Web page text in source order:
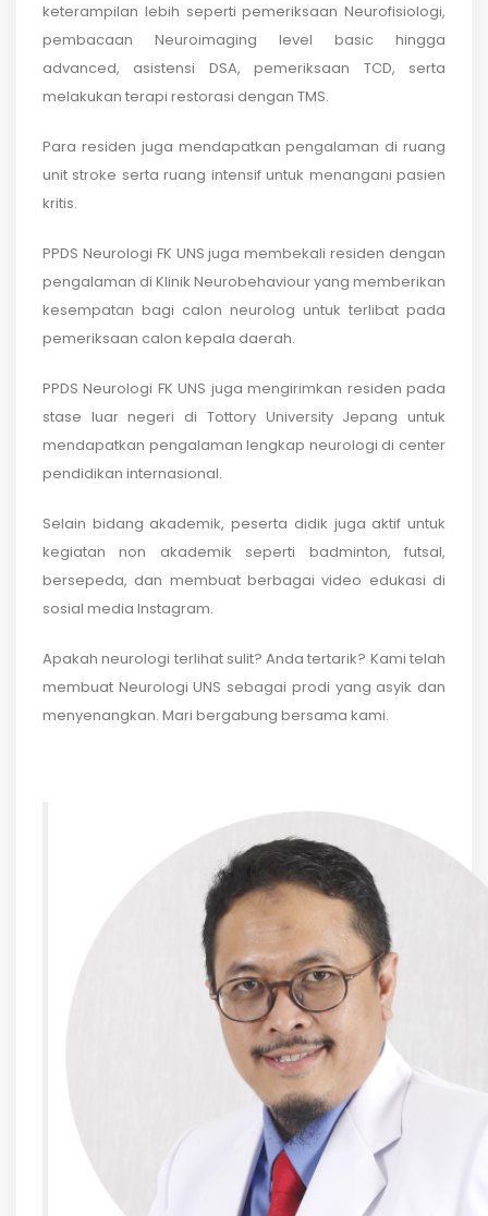
keterampilan lebih seperti pemeriksaan Neurofisiologi,
pembacaan Neuroimaging level basic hingga
advanced, asistensi DSA, pemeriksaan TCD, serta
melakukan terapi restorasi dengan TMS.
Para residen juga mendapatkan pengalaman di ruang
unit stroke serta ruang intensif untuk menangani pasien
kritis.
PPDS Neurologi FK UNS juga membekali residen dengan
pengalaman di Klinik Neurobehaviour yang memberikan
kesempatan bagi calon neurolog untuk terlibat pada
pemeriksaan calon kepala daerah.
PPDS Neurologi FK UNS juga mengirimkan residen pada
stase luar negeri di Tottory University Jepang untuk
mendapatkan pengalaman lengkap neurologi di center
pendidikan internasional.
Selain bidang akademik, peserta didik juga aktif untuk
kegiatan non akademik seperti badminton, futsal,
bersepeda, dan membuat berbagai video edukasi di
sosial media Instagram.
Apakah neurologi terlihat sulit? Anda tertarik? Kami telah
membuat Neurologi UNS sebagai prodi yang asyik dan
menyenangkan. Mari bergabung bersama kami.